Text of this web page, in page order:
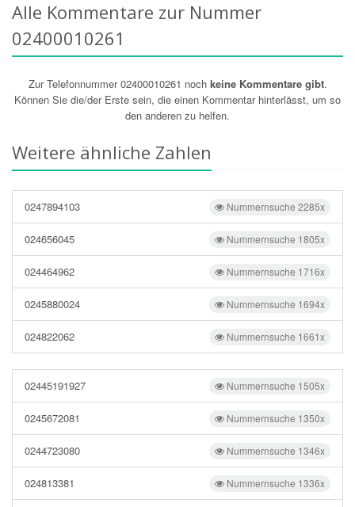
Alle Kommentare zur Nummer
02400010261
Zur Telefonnummer 02400010261 noch keine Kommentare gibt.
Können Sie die/der Erste sein, die einen Kommentar hinterlässt, um so
den anderen zu helfen.
Weitere ähnliche Zahlen
Nummernsuche 2285x
0247894103
Nummernsuche 1805x
024656045
Nummernsuche 1716x
024464962
Nummernsuche 1694x
0245880024
Nummernsuche 1661x
024822062
Nummernsuche 1505x
02445191927
Nummernsuche 1350x
0245672081
Nummernsuche 1346x
0244723080
Nummernsuche 1336x
024813381